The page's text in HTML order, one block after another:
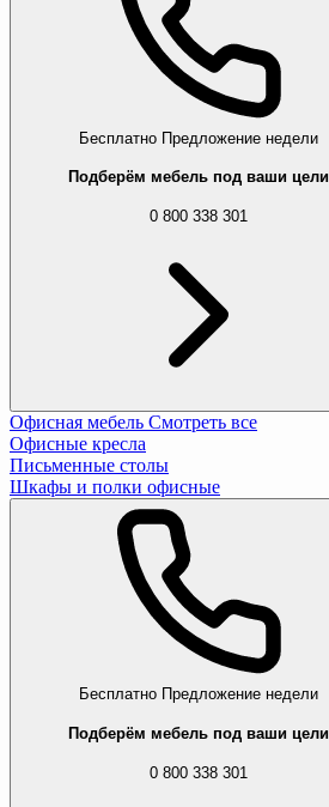
Бесплатно Предложение недели
Подберём мебель под ваши цели
0 800 338 301
Офисная мебель Смотреть все
Офисные кресла
Письменные столы
Шкафы и полки офисные
Бесплатно Предложение недели
Подберём мебель под ваши цели
0 800 338 301